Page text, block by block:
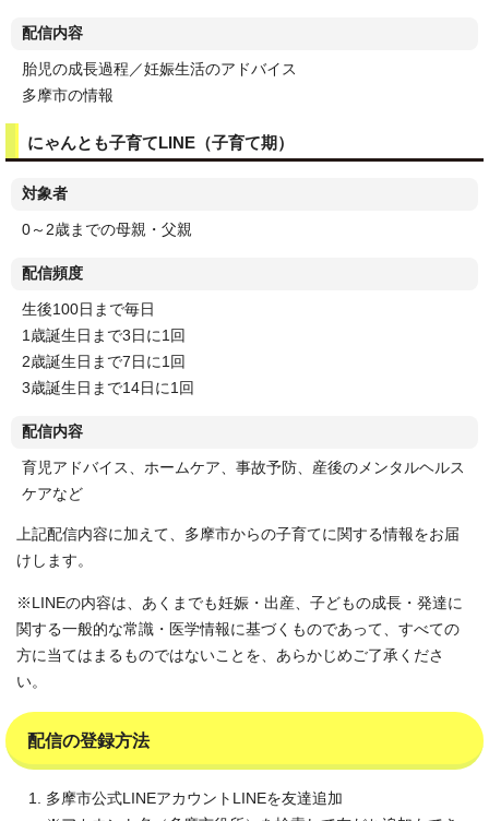
配信内容
胎児の成長過程／妊娠生活のアドバイス
多摩市の情報
にゃんとも子育てLINE（子育て期）
対象者
0～2歳までの母親・父親
配信頻度
生後100日まで毎日
1歳誕生日まで3日に1回
2歳誕生日まで7日に1回
3歳誕生日まで14日に1回
配信内容
育児アドバイス、ホームケア、事故予防、産後のメンタルヘルス
ケアなど
上記配信内容に加えて、多摩市からの子育てに関する情報をお届
けします。
※LINEの内容は、あくまでも妊娠・出産、子どもの成長・発達に
関する一般的な常識・医学情報に基づくものであって、すべての
方に当てはまるものではないことを、あらかじめご了承くださ
い。
配信の登録方法
多摩市公式LINEアカウントLINEを友達追加